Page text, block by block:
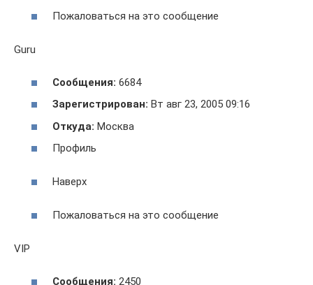
Пожаловаться на это сообщение
Guru
Сообщения: 6684
Зарегистрирован: Вт авг 23, 2005 09:16
Откуда: Москва
Профиль
Наверх
Пожаловаться на это сообщение
VIP
Сообщения: 2450